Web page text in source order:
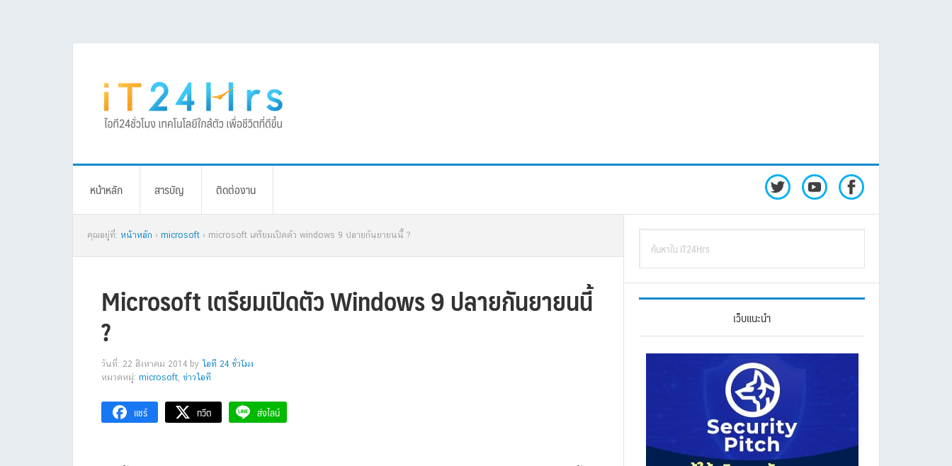
หน้าหลัก สารบัญ ติดต่องาน
คุณอยู่ที่: หน้าหลัก › microsoft › microsoft เตรียมเปิดตัว windows 9 ปลายกันยายนนี้ ?
Microsoft เตรียมเปิดตัว Windows 9 ปลายกันยายนนี้
?
วันที่: 22 สิงหาคม 2014 by ไอที 24 ชั่วโมง
หมวดหมู่: microsoft, ข่าวไอที
แชร์ ทวีต ส่งไลน์
Primary
Sidebar
iT24Hrs
เว็บแนะนำ